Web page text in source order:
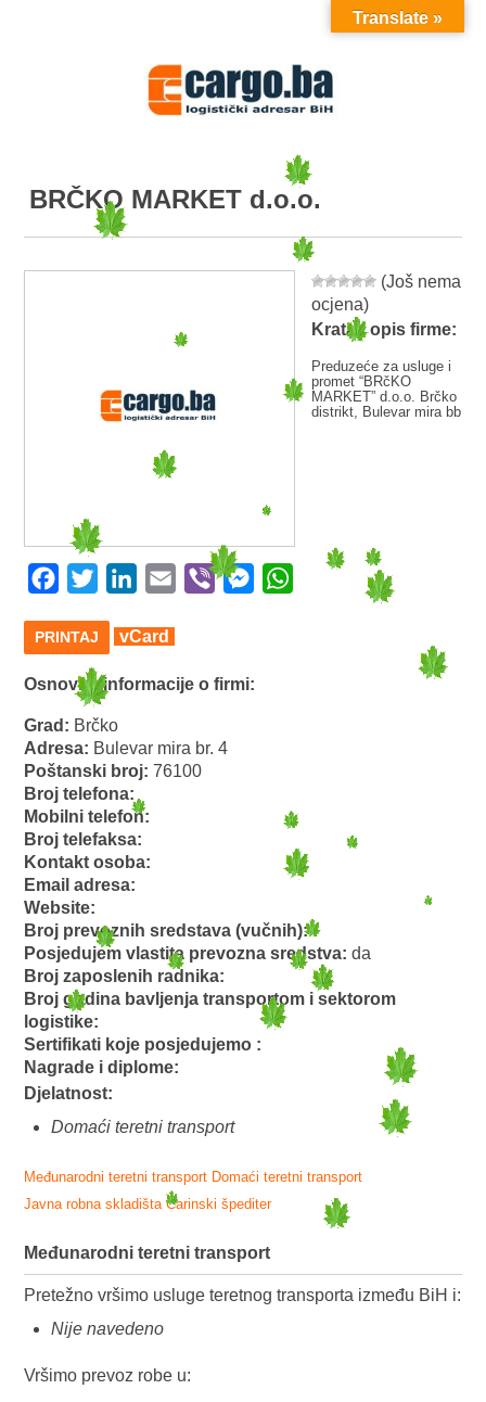
MENU
BRČKO MARKET d.o.o.
(Još nema
ocjena)
Kratak opis firme:
Preduzeće za usluge i
promet “BRčKO
MARKET” d.o.o. Brčko
distrikt, Bulevar mira bb
Facebook
Twitter LinkedInEmailViber MessengerWhatsApp
PRINTAJ vCard
Osnovne informacije o firmi:
Grad: Brčko
Adresa: Bulevar mira br. 4
Poštanski broj:76100
Broj telefona:
Mobilni telefon:
Broj telefaksa:
Kontakt osoba:
Email adresa:
Website:
Broj prevoznih sredstava (vučnih):
Posjedujem vlastita prevozna sredstva:da
Broj zaposlenih radnika:
Broj godina bavljenja transportom i sektorom
logistike:
Sertifikati koje posjedujemo :
Nagrade i diplome:
Djelatnost:
Domaći teretni transport
Međunarodni teretni transport Domaći teretni transport
Javna robna skladišta Carinski špediter
Međunarodni teretni transport
Pretežno vršimo usluge teretnog transporta između BiH i:
Nije navedeno
Vršimo prevoz robe u:
Translate »